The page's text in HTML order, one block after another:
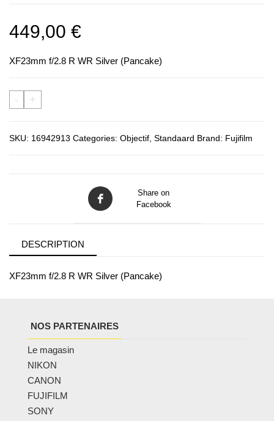
449,00 €
XF23mm f/2.8 R WR Silver (Pancake)
- +
SKU: 16942913 Categories: Objectif Standaard Brand: Fujifilm
Share on
Facebook
DESCRIPTION
XF23mm f/2.8 R WR Silver (Pancake)
NOS PARTENAIRES
Le magasin
NIKON
CANON
FUJIFILM
SONY